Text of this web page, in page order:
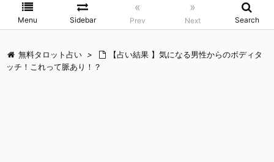
Menu Sidebar
«
Prev
»
Next Search
無料タロット占い >
【占い結果 】気になる男性からのボディタ
ッチ！これって脈あり！？